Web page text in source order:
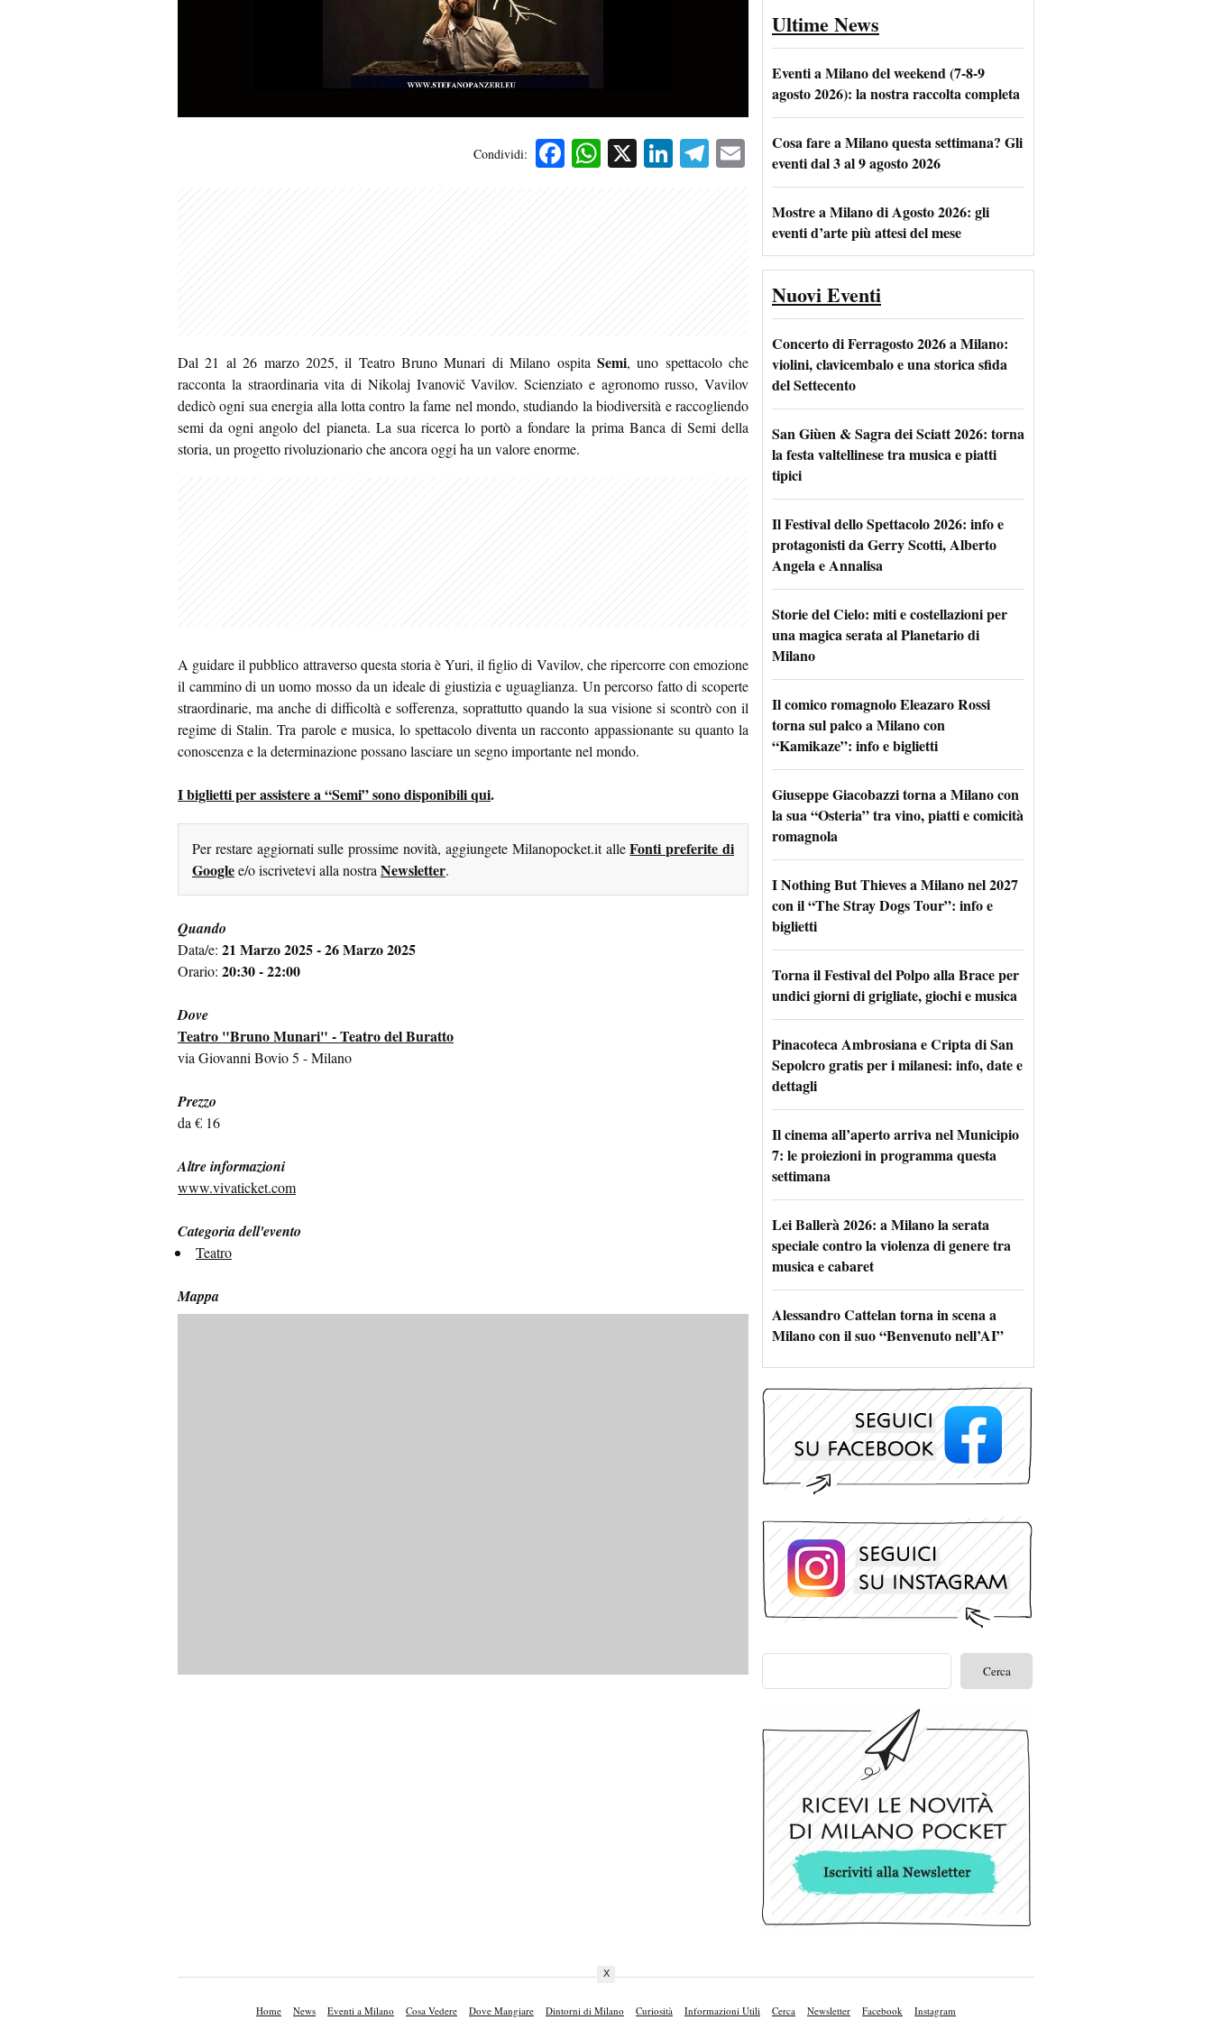
Condividi: Facebook
WhatsApp
X LinkedIn
Telegram
Email
Dal 21 al 26 marzo 2025, il Teatro Bruno Munari di Milano ospita Semi, uno spettacolo che
racconta la straordinaria vita di Nikolaj Ivanovič Vavilov. Scienziato e agronomo russo, Vavilov
dedicò ogni sua energia alla lotta contro la fame nel mondo, studiando la biodiversità e raccogliendo
semi da ogni angolo del pianeta. La sua ricerca lo portò a fondare la prima Banca di Semi della
storia, un progetto rivoluzionario che ancora oggi ha un valore enorme.
A guidare il pubblico attraverso questa storia è Yuri, il figlio di Vavilov, che ripercorre con emozione
il cammino di un uomo mosso da un ideale di giustizia e uguaglianza. Un percorso fatto di scoperte
straordinarie, ma anche di difficoltà e sofferenza, soprattutto quando la sua visione si scontrò con il
regime di Stalin. Tra parole e musica, lo spettacolo diventa un racconto appassionante su quanto la
conoscenza e la determinazione possano lasciare un segno importante nel mondo.
I biglietti per assistere a “Semi” sono disponibili qui.
Per restare aggiornati sulle prossime novità, aggiungete Milanopocket.it alleFonti preferite di
Googlee/o iscrivetevi alla nostraNewsletter.
Quando
Data/e: 21 Marzo 2025 - 26 Marzo 2025
Orario: 20:30 - 22:00
Dove
Teatro "Bruno Munari" - Teatro del Buratto
via Giovanni Bovio 5 - Milano
Prezzo
da € 16
Altre informazioni
www.vivaticket.com
Categoria dell'evento
Teatro
Mappa
Ultime News
Eventi a Milano del weekend (7-8-9
agosto 2026): la nostra raccolta completa
Cosa fare a Milano questa settimana? Gli
eventi dal 3 al 9 agosto 2026
Mostre a Milano di Agosto 2026: gli
eventi d’arte più attesi del mese
Nuovi Eventi
Concerto di Ferragosto 2026 a Milano:
violini, clavicembalo e una storica sfida
del Settecento
San Giùen & Sagra dei Sciatt 2026: torna
la festa valtellinese tra musica e piatti
tipici
Il Festival dello Spettacolo 2026: info e
protagonisti da Gerry Scotti, Alberto
Angela e Annalisa
Storie del Cielo: miti e costellazioni per
una magica serata al Planetario di
Milano
Il comico romagnolo Eleazaro Rossi
torna sul palco a Milano con
“Kamikaze”: info e biglietti
Giuseppe Giacobazzi torna a Milano con
la sua “Osteria” tra vino, piatti e comicità
romagnola
I Nothing But Thieves a Milano nel 2027
con il “The Stray Dogs Tour”: info e
biglietti
Torna il Festival del Polpo alla Brace per
undici giorni di grigliate, giochi e musica
Pinacoteca Ambrosiana e Cripta di San
Sepolcro gratis per i milanesi: info, date e
dettagli
Il cinema all’aperto arriva nel Municipio
7: le proiezioni in programma questa
settimana
Lei Ballerà 2026: a Milano la serata
speciale contro la violenza di genere tra
musica e cabaret
Alessandro Cattelan torna in scena a
Milano con il suo “Benvenuto nell’AI”
Home News Eventi a Milano Cosa Vedere Dove Mangiare Dintorni di Milano Curiosità Informazioni Utili Cerca Newsletter Facebook Instagram
X